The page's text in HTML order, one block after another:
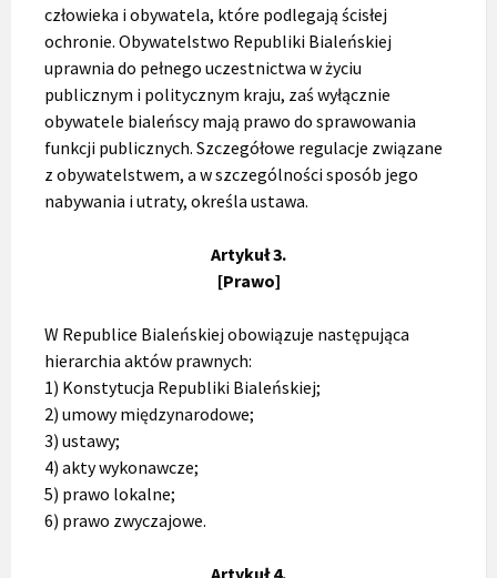
człowieka i obywatela, które podlegają ścisłej
ochronie. Obywatelstwo Republiki Bialeńskiej
uprawnia do pełnego uczestnictwa w życiu
publicznym i politycznym kraju, zaś wyłącznie
obywatele bialeńscy mają prawo do sprawowania
funkcji publicznych. Szczegółowe regulacje związane
z obywatelstwem, a w szczególności sposób jego
nabywania i utraty, określa ustawa.
Artykuł 3.
[Prawo]
W Republice Bialeńskiej obowiązuje następująca
hierarchia aktów prawnych:
1) Konstytucja Republiki Bialeńskiej;
2) umowy międzynarodowe;
3) ustawy;
4) akty wykonawcze;
5) prawo lokalne;
6) prawo zwyczajowe.
Artykuł 4.